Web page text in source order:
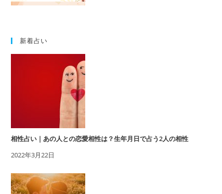
新着占い
相性占い｜あの人との恋愛相性は？生年月日で占う2人の相性
2022年3月22日